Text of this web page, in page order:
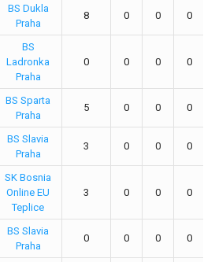
BS Dukla
Praha
8 0 0 0
BS
Ladronka
Praha
0 0 0 0
BS Sparta
Praha
5 0 0 0
BS Slavia
Praha
3 0 0 0
SK Bosnia
Online EU
Teplice
3 0 0 0
BS Slavia
Praha
0 0 0 0